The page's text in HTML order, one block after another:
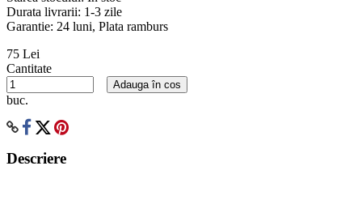
Durata livrarii: 1-3 zile
Garantie: 24 luni, Plata ramburs
75 Lei
Cantitate
buc.
Adauga în cos
Descriere